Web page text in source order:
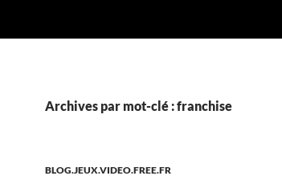
Archives par mot-clé : franchise
BLOG.JEUX.VIDEO.FREE.FR